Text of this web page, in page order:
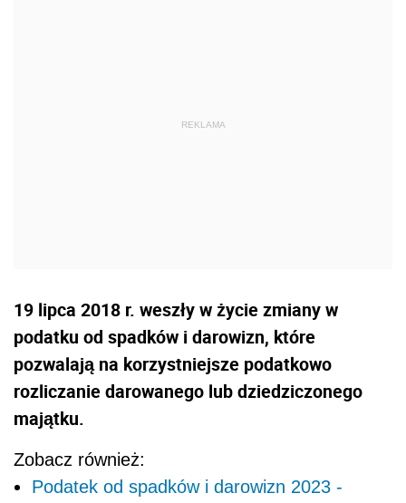
19 lipca 2018 r. weszły w życie zmiany w
podatku od spadków i darowizn, które
pozwalają na korzystniejsze podatkowo
rozliczanie darowanego lub dziedziczonego
majątku.
Zobacz również:
Podatek od spadków i darowizn 2023 -